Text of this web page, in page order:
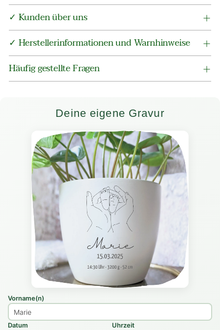
✓ Kunden über uns
✓ Herstellerinformationen und Warnhinweise
Häufig gestellte Fragen
Deine eigene Gravur
Vorname(n)
Datum Uhrzeit